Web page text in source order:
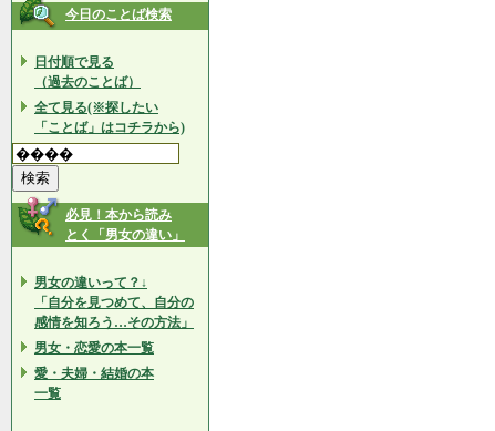
今日のことば検索
日付順で見る
（過去のことば）
全て見る(※探したい
「ことば」はコチラから)
必見！本から読み
とく「男女の違い」
男女の違いって？↓
「自分を見つめて、自分の
感情を知ろう…その方法」
男女・恋愛の本一覧
愛・夫婦・結婚の本
一覧